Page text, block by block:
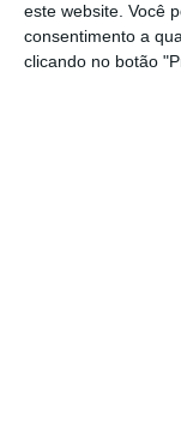
este website. Você
consentimento a
clicando no botão
“Este é um
TV.Estamos